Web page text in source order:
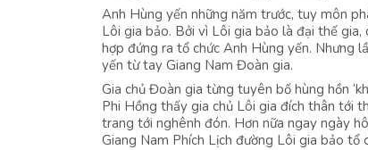
Anh Hùng yến những năm trước, tuy môn
Lôi gia bảo. Bởi vì Lôi gia bảo là đại thế
hợp đứng ra tổ chức Anh Hùng yến. Nhưng
yến từ tay Giang Nam Đoàn gia.
Gia chủ Đoàn gia từng tuyên bố hùng hồn
Phi Hồng thấy gia chủ Lôi gia đích thân tới
trang tới nghênh đón. Hơn nữa ngay ngày
Giang Nam Phích Lịch đường Lôi gia bảo tổ